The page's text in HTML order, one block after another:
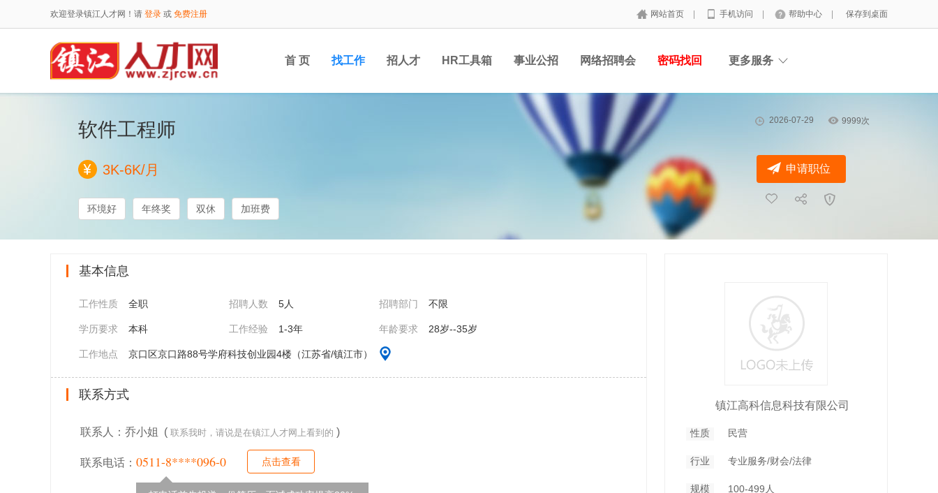
欢迎登录镇江人才网！请 登录 或 免费注册 网站首页 手机访问 帮助中心 保存到桌面
首 页 找工作 招人才 HR工具箱 事业公招 网络招聘会 密码找回 更多服务
2026-07-29 9999次
软件工程师
3K-6K/月
环境好 年终奖 双休 加班费
申请职位
基本信息
工作性质 全职 招聘人数 5人 招聘部门 不限
学历要求 本科 工作经验 1-3年 年龄要求 28岁--35岁
工作地点 京口区京口路88号学府科技创业园4楼（江苏省/镇江市）
联系方式
联系人：乔小姐 ( 联系我时，请说是在镇江人才网上看到的 )
联系电话： 0511-8****096-0 点击查看
镇江高科信息科技有限公司
性质 民营
行业 专业服务/财会/法律
规模 100-499人